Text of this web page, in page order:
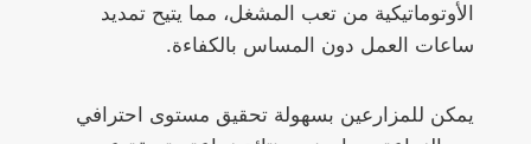
الأوتوماتيكية من تعب المشغل، مما يتيح تمديد
ساعات العمل دون المساس بالكفاءة.
يمكن للمزارعين بسهولة تحقيق مستوى احترافي